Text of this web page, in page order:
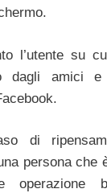
l’utente su
dagli amici
di
persona che
operazione